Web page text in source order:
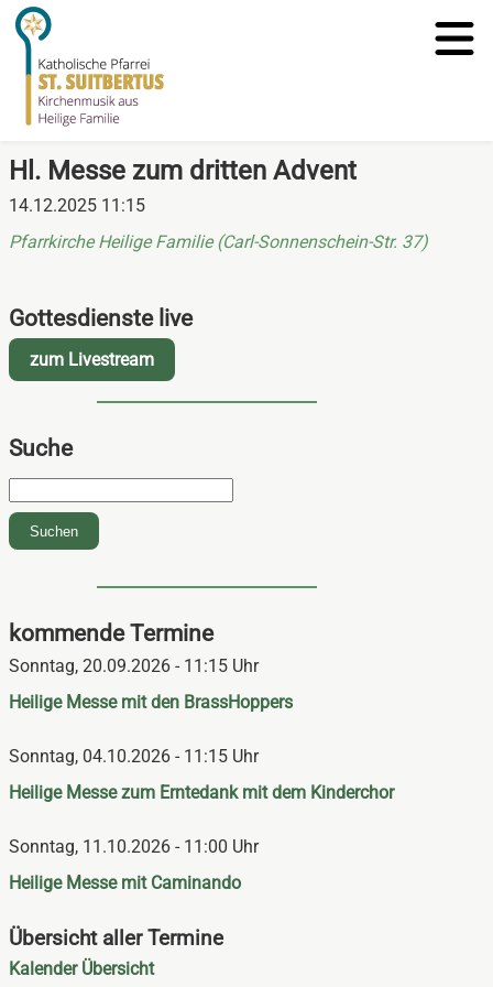
Hl. Messe zum dritten Advent
14.12.2025 11:15
Pfarrkirche Heilige Familie (Carl-Sonnenschein-Str. 37)
Gottesdienste live
zum Livestream
Suche
Suchen
kommende Termine
Sonntag, 20.09.2026 - 11:15 Uhr
Heilige Messe mit den BrassHoppers
Sonntag, 04.10.2026 - 11:15 Uhr
Heilige Messe zum Erntedank mit dem Kinderchor
Sonntag, 11.10.2026 - 11:00 Uhr
Heilige Messe mit Caminando
Übersicht aller Termine
Navigation
Kalender Übersicht